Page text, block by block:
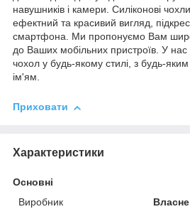
навушників і камери. Силіконові
ефектний та красивий вигляд,
смартфона. Ми пропонуємо Вам
до Ваших мобільних пристроїв. У
чохол у будь-якому стилі, з будь-
ім'ям.
Приховати
Характеристики
Основні
Виробник